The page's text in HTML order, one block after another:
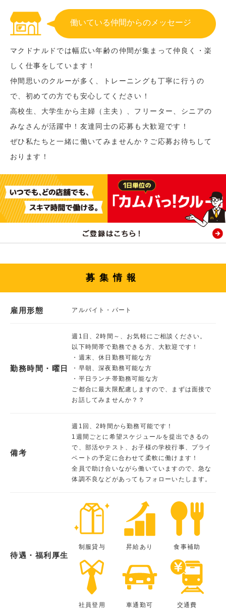
働いている仲間からのメッセージ
マクドナルドでは幅広い年齢の仲間が集まって仲良く・楽
しく仕事をしています！
仲間思いのクルーが多く、トレーニングも丁寧に行うの
で、初めての方でも安心してください！
高校生、大学生から主婦（主夫）、フリーター、シニアの
みなさんが活躍中！友達同士の応募も大歓迎です！
ぜひ私たちと一緒に働いてみませんか？ご応募お待ちして
おります！
募集情報
雇用形態 アルバイト・パート
勤務時間・曜日
週1日、2時間～、お気軽にご相談ください。
以下時間帯で勤務できる方、大歓迎です！
・週末、休日勤務可能な方
・早朝、深夜勤務可能な方
・平日ランチ帯勤務可能な方
ご都合に最大限配慮しますので、まずは面接で
お話してみませんか？？
備考
週1回、2時間から勤務可能です！
1週間ごとに希望スケジュールを提出できるの
で、部活やテスト、お子様の学校行事、プライ
ベートの予定に合わせて柔軟に働けます！
全員で助け合いながら働いていますので、急な
体調不良などがあってもフォローいたします。
待遇・福利厚生
制服貸与 昇給あり 食事補助
社員登用 車通勤可 交通費